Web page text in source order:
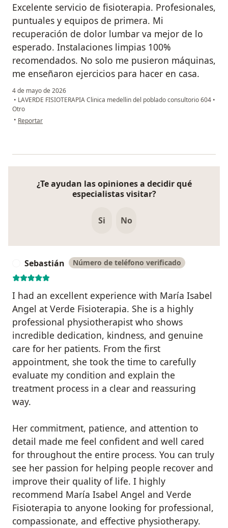
Excelente servicio de fisioterapia. Profesionales,
puntuales y equipos de primera. Mi
recuperación de dolor lumbar va mejor de lo
esperado. Instalaciones limpias 100%
recomendados. No solo me pusieron máquinas,
me enseñaron ejercicios para hacer en casa.
4 de mayo de 2026
• LAVERDE FISIOTERAPIA Clinica medellin del poblado consultorio 604 •
Otro
• en opinión del usuario M.Y
Reportar
¿Te ayudan las opiniones a decidir qué
especialistas visitar?
Si No
Sebastián Número de teléfono verificado
I had an excellent experience with María Isabel
Angel at Verde Fisioterapia. She is a highly
professional physiotherapist who shows
incredible dedication, kindness, and genuine
care for her patients. From the first
appointment, she took the time to carefully
evaluate my condition and explain the
treatment process in a clear and reassuring
way.
Her commitment, patience, and attention to
detail made me feel confident and well cared
for throughout the entire process. You can truly
see her passion for helping people recover and
improve their quality of life. I highly
recommend María Isabel Angel and Verde
Fisioterapia to anyone looking for professional,
compassionate, and effective physiotherapy.